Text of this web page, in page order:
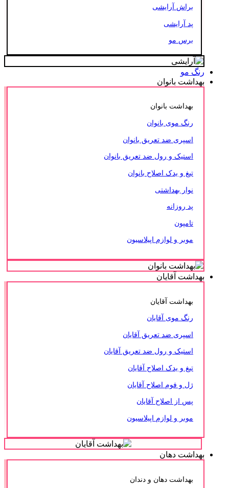
براش آرایشی
پد آرایشی
برس مو
رنگ مو
بهداشت بانوان
بهداشت بانوان
رنگ موی بانوان
اسپری ضد تعریق بانوان
استیک و رول ضد تعریق بانوان
تیغ و یدک اصلاح بانوان
نوار بهداشتی
پد روزانه
تامپون
موبر و لوازم اپیلاسیون
بهداشت آقایان
بهداشت آقایان
رنگ موی آقایان
اسپری ضد تعریق آقایان
استیک و رول ضد تعریق آقایان
تیغ و یدک اصلاح آقایان
ژل و فوم اصلاح آقایان
پس از اصلاح آقایان
موبر و لوازم اپیلاسیون
بهداشت دهان
بهداشت دهان و دندان